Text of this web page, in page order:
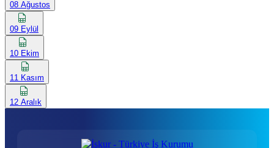
08 Ağustos
09 Eylül
10 Ekim
11 Kasım
12 Aralık